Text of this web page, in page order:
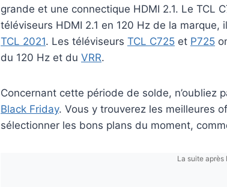
grande et une connectique HDMI 2.1. Le TCL
téléviseurs HDMI 2.1 en 120 Hz de la marque,
TCL 2021. Les téléviseurs TCL C725 et P725
du 120 Hz et du VRR.
Concernant cette période de solde, n’oubliez
Black Friday. Vous y trouverez les meilleures
sélectionner les bons plans du moment,
La suite